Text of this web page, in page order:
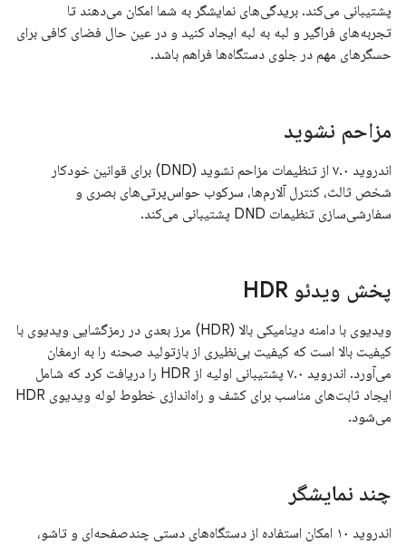
پشتیبانی می‌کند. بریدگی‌های نمایشگر به شما امکان می‌دهند تا
تجربه‌های فراگیر و لبه به لبه ایجاد کنید و در عین حال فضای کافی برای
حسگرهای مهم در جلوی دستگاه‌ها فراهم باشد.
مزاحم نشوید
اندروید ۷.۰ از تنظیمات مزاحم نشوید (DND) برای قوانین خودکار
شخص ثالث، کنترل آلارم‌ها، سرکوب حواس‌پرتی‌های بصری و
سفارشی‌سازی تنظیمات DND پشتیبانی می‌کند.
پخش ویدئو HDR
ویدیوی با دامنه دینامیکی بالا (HDR) مرز بعدی در رمزگشایی ویدیوی با
کیفیت بالا است که کیفیت بی‌نظیری از بازتولید صحنه را به ارمغان
می‌آورد. اندروید ۷.۰ پشتیبانی اولیه از HDR را دریافت کرد که شامل
ایجاد ثابت‌های مناسب برای کشف و راه‌اندازی خطوط لوله ویدیوی HDR
می‌شود.
چند نمایشگر
اندروید ۱۰ امکان استفاده از دستگاه‌های دستی چندصفحه‌ای و تاشو،